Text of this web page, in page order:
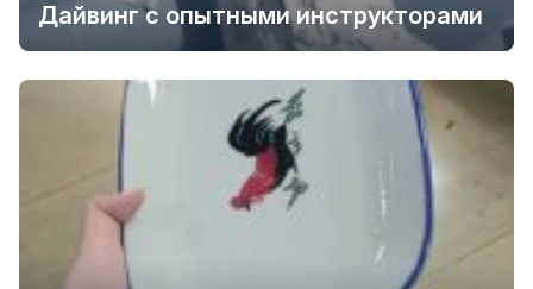
Дайвинг с опытными инструкторами